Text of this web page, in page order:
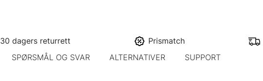
30 dagers returrett Prismatch
SPØRSMÅL OG SVAR ALTERNATIVER SUPPORT